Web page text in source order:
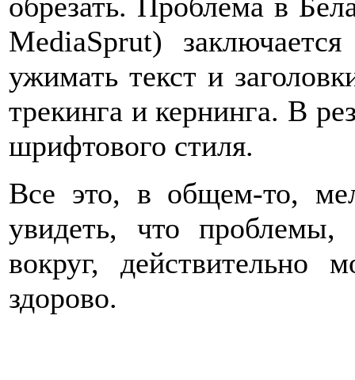
MediaSprut)
ужимать текст и
трекинга и кернинга. В
шрифтового стиля.
Все это, в общем-то,
увидеть, что проблемы,
вокруг,
здорово.